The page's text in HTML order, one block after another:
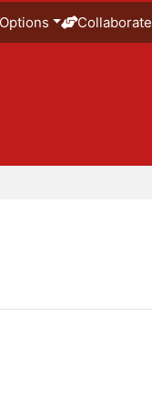
Options Collaborate